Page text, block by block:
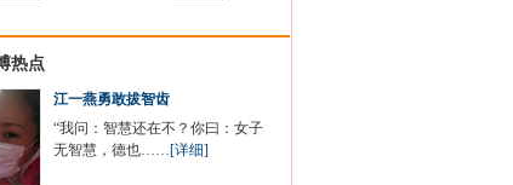
热点
江一燕勇敢拔智齿
“我问：智慧还在不？你曰：女子
无智慧，德也……[详细]